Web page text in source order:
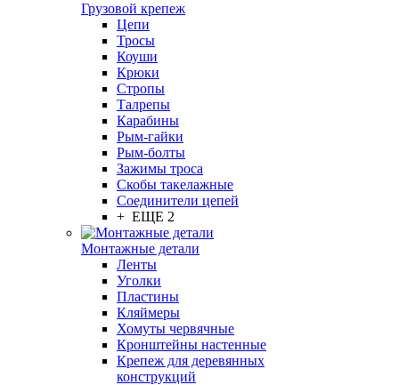
Грузовой крепеж
Цепи
Тросы
Коуши
Крюки
Стропы
Талрепы
Карабины
Рым-гайки
Рым-болты
Зажимы троса
Скобы такелажные
Соединители цепей
+ ЕЩЕ 2
Монтажные детали
Ленты
Уголки
Пластины
Кляймеры
Хомуты червячные
Кронштейны настенные
Крепеж для деревянных
конструкций